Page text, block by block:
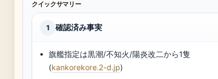
クイックサマリー
1 確認済み事実
旗艦指定は黒潮/不知火/陽炎改二から1隻
(kankorekore.2-d.jp)